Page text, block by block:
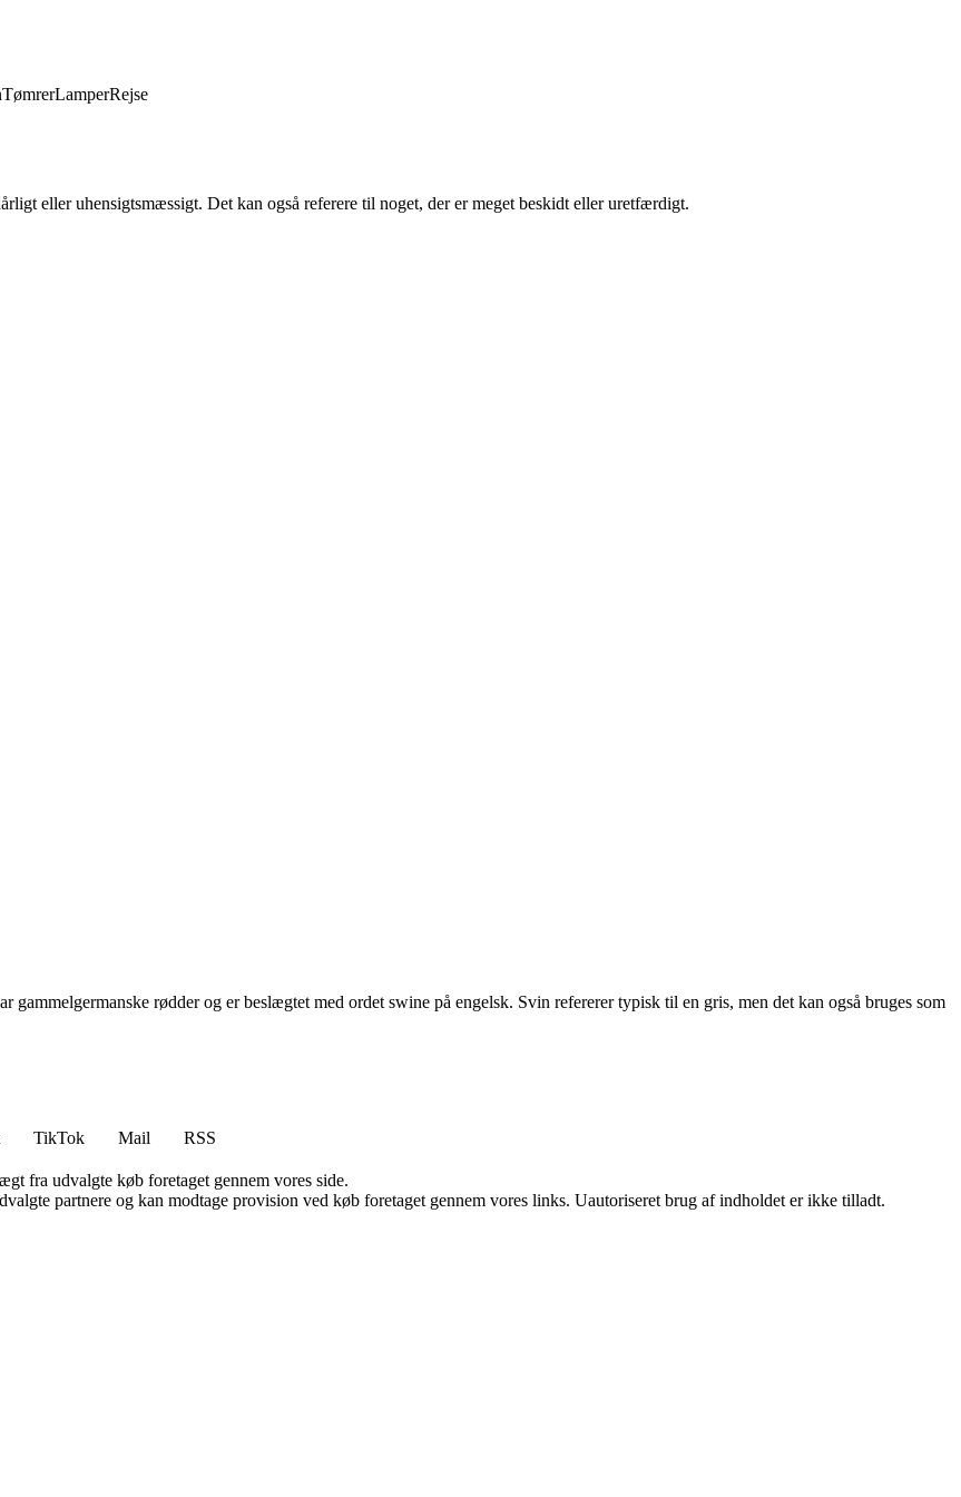
TømrerLamperRejse
eller uhensigtsmæssigt. Det kan også referere til noget, der er meget beskidt eller uretfærdigt.
rødder og er beslægtet med ordet swine på engelsk. Svin refererer typisk til en gris, men det kan også bruges som
TikTok Mail
RSS
fra udvalgte køb foretaget gennem vores side.
partnere og kan modtage provision ved køb foretaget gennem vores links. Uautoriseret brug af indholdet er ikke tilladt.